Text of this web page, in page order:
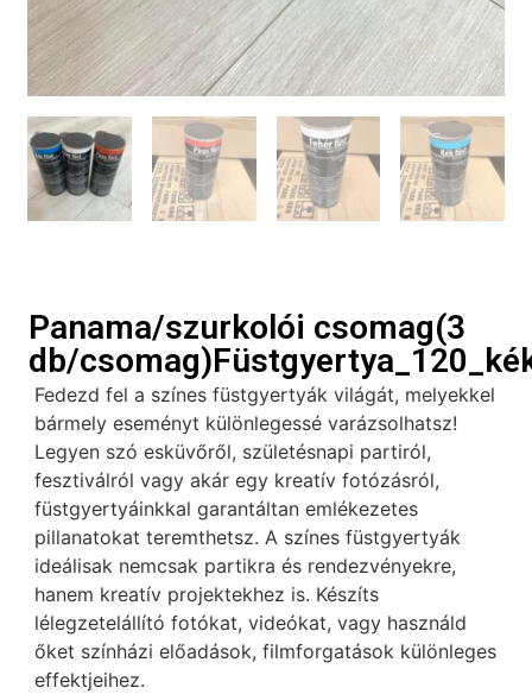
Panama/szurkolói csomag(3
db/
Fedezd fel a színes füstgyertyák világát, melyekkel
bármely eseményt különlegessé varázsolhatsz!
Legyen szó esküvőről, születésnapi partiról,
fesztiválról vagy akár egy kreatív fotózásról,
füstgyertyáinkkal garantáltan emlékezetes
pillanatokat teremthetsz. A színes füstgyertyák
ideálisak nemcsak partikra és rendezvényekre,
hanem kreatív projektekhez is. Készíts
lélegzetelállító fotókat, videókat, vagy használd
őket színházi előadások, filmforgatások különleges
effektjeihez.